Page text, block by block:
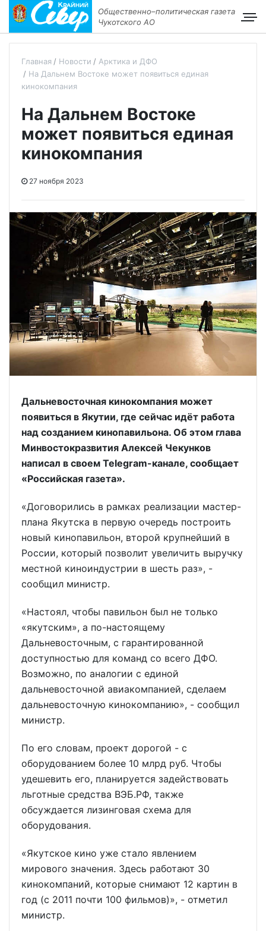
Общественно–политическая газета
Чукотского АО
Главная Новости
Арктика и ДФО
На Дальнем Востоке может появиться единая
кинокомпания
На Дальнем Востоке
может появиться единая
кинокомпания
27 ноября 2023
Дальневосточная кинокомпания может
появиться в Якутии, где сейчас идёт работа
над созданием кинопавильона. Об этом глава
Минвостокразвития Алексей Чекунков
написал в своем Telegram-канале, сообщает
«Российская газета».
«Договорились в рамках реализации мастер-
плана Якутска в первую очередь построить
новый кинопавильон, второй крупнейший в
России, который позволит увеличить выручку
местной киноиндустрии в шесть раз», -
сообщил министр.
«Настоял, чтобы павильон был не только
«якутским», а по-настоящему
Дальневосточным, с гарантированной
доступностью для команд со всего ДФО.
Возможно, по аналогии с единой
дальневосточной авиакомпанией, сделаем
дальневосточную кинокомпанию», - сообщил
министр.
По его словам, проект дорогой - с
оборудованием более 10 млрд руб. Чтобы
удешевить его, планируется задействовать
льготные средства ВЭБ.РФ, также
обсуждается лизинговая схема для
оборудования.
«Якутское кино уже стало явлением
мирового значения. Здесь работают 30
кинокомпаний, которые снимают 12 картин в
год (с 2011 почти 100 фильмов)», - отметил
министр.